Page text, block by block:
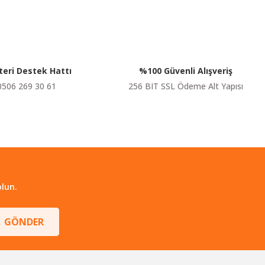
Destek Hattı
269 30 61
%100 Güvenli Alışveriş
256 BIT SSL Ödeme Alt Yapısı
GÖNDER